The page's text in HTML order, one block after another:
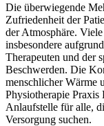
Die überwiegende
Zufriedenheit der
der Atmosphäre.
insbesondere
Therapeuten und der
Beschwerden. Die
menschlicher Wärme
Physiotherapie Praxis
Anlaufstelle für alle,
Versorgung suchen.